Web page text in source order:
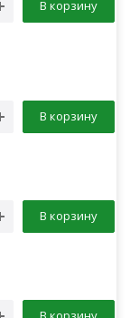
В корзину
В корзину
В корзину